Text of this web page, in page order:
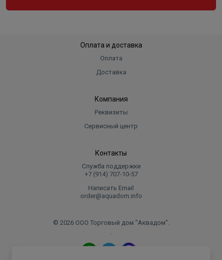
Оплата и доставка
Оплата
Доставка
Компания
Реквизиты
Сервисный центр
Контакты
Служба поддержки
+7 (914) 707‑10‑57
Написать Email
order@aquadom.info
© 2026 ООО Торговый дом "Аквадом".
.